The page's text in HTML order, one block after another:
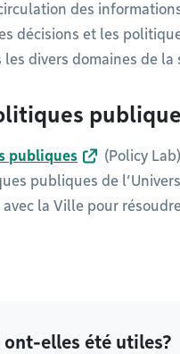
des
décisions et les
divers domaines de la
publiques
(Policy
publiques de
la Ville pour
elles été utiles?